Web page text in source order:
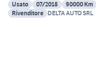
Usato
07/2018 90000 Km
Rivenditore DELTA AUTO SRL